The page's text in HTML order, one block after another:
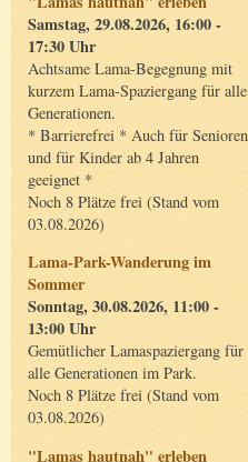
Samstag, 29.08.2026, 16:00 -
17:30 Uhr
Achtsame Lama-Begegnung mit
kurzem Lama-Spaziergang für alle
Generationen.
* Barrierefrei * Auch für Senioren
und für Kinder ab 4 Jahren
geeignet *
Noch 8 Plätze frei (Stand vom
03.08.2026)
Lama-Park-Wanderung im
Sommer
Sonntag, 30.08.2026, 11:00 -
13:00 Uhr
Gemütlicher Lamaspaziergang für
alle Generationen im Park.
Noch 8 Plätze frei (Stand vom
03.08.2026)
"Lamas hautnah" erleben